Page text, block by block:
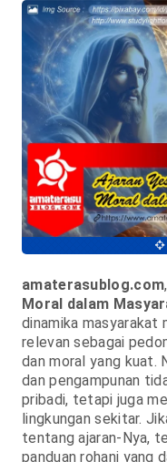
amaterasublog.com,
Moral dalam
dinamika masyarakat
relevan sebagai
dan moral yang kuat.
dan pengampunan
pribadi, tetapi juga
lingkungan sekitar.
tentang ajaran-Nya,
panduan rohani yang